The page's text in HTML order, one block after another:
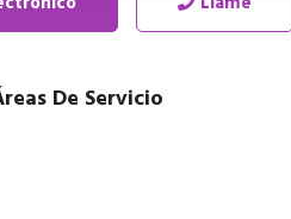
De Servicio